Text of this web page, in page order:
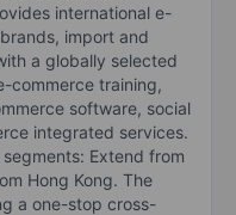
international e-
import and
a globally selected
commerce training,
software, social
integrated services.
Extend from
Hong Kong. The
a one-stop cross-